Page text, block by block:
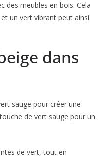
des meubles en bois. Cela
un vert vibrant peut ainsi
dans
sauge pour créer une
de vert sauge pour un
de vert, tout en